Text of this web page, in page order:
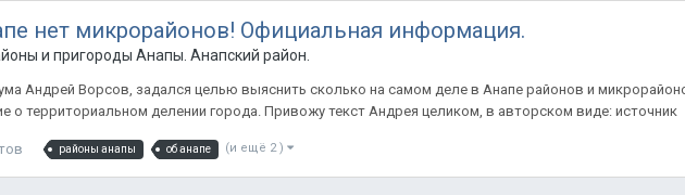
нет микрорайонов! Официальная информация.
и пригороды Анапы. Анапский район. Фото.Обсуждения. Комментарии.
Андрей Ворсов, задался целью выяснить сколько на самом деле в Анапе районов и
о территориальном делении города. Привожу текст Андрея целиком, в авторском виде: источник
районы анапы об анапе (и ещё 2 )